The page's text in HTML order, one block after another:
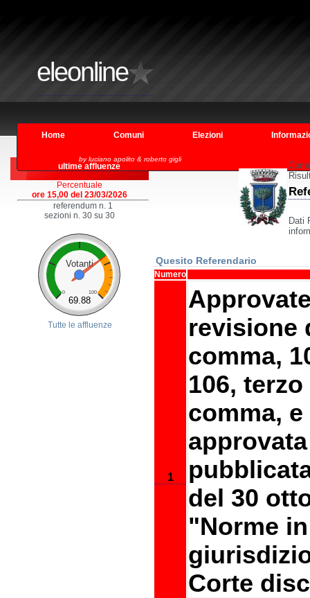
eleonline
Home Comuni Elezioni
by luciano apolito & roberto gigli
ultime affluenze
Percentuale
ore 15,00 del 23/03/2026
referendum n. 1
sezioni n. 30 su 30
Votanti
0 100
69.88
Tutte le affluenze
Dati
Quesito Referendario
Numero
1
revisione
comma,
106,
comma,
del 30
"Norme
Corte